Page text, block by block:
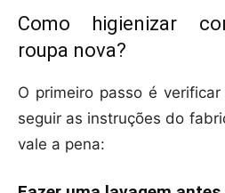
Como higienizar
roupa nova?
O primeiro passo é
seguir as instruções do
vale a pena: